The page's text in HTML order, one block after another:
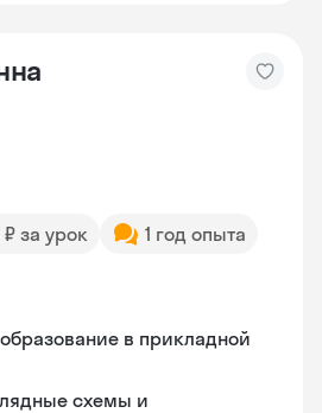
₽ за урок 1 год опыта
в прикладной
схемы и